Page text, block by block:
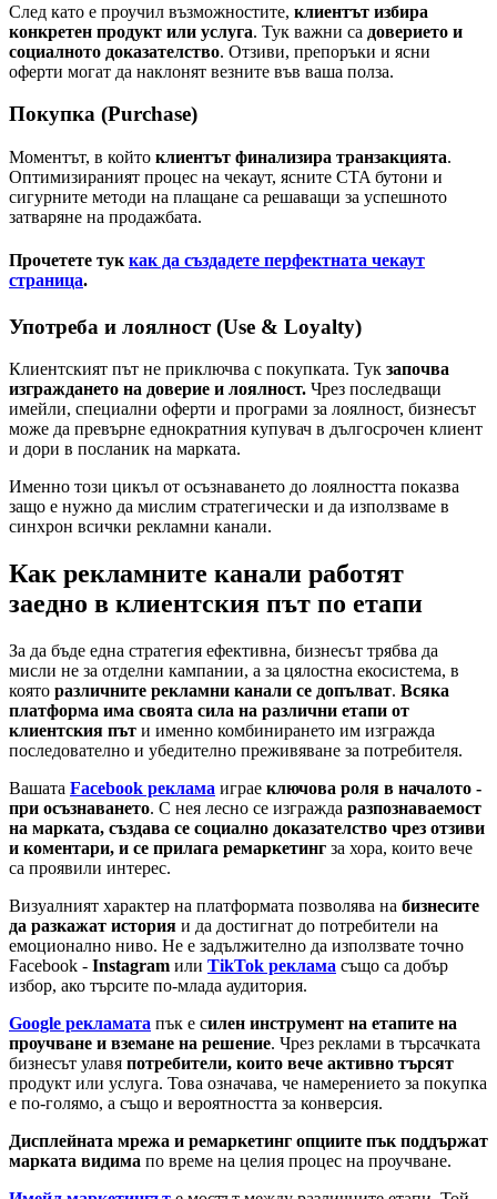
След като е проучил възможностите, клиентът избира
конкретен продукт или услуга. Тук важни са доверието и
социалното доказателство. Отзиви, препоръки и ясни
оферти могат да наклонят везните във ваша полза.
Покупка (Purchase)
Моментът, в който клиентът финализира транзакцията.
Оптимизираният процес на чекаут, ясните CTA бутони и
сигурните методи на плащане са решаващи за успешното
затваряне на продажбата.
Прочетете туккак да създадете перфектната чекаут
страница.
Употреба и лоялност (Use & Loyalty)
Клиентският път не приключва с покупката. Тук започва
изграждането на доверие и лоялност. Чрез последващи
имейли, специални оферти и програми за лоялност, бизнесът
може да превърне еднократния купувач в дългосрочен клиент
и дори в посланик на марката.
Именно този цикъл от осъзнаването до лоялността показва
защо е нужно да мислим стратегически и да използваме в
синхрон всички рекламни канали.
Как рекламните канали работят
заедно в клиентския път по етапи
За да бъде една стратегия ефективна, бизнесът трябва да
мисли не за отделни кампании, а за цялостна екосистема, в
която различните рекламни канали се допълват. Всяка
платформа има своята сила на различни етапи от
клиентския път и именно комбинирането им изгражда
последователно и убедително преживяване за потребителя.
Вашата Facebook реклама играе ключова роля в началото -
при осъзнаването. С нея лесно се изгражда разпознаваемост
на марката, създава се социално доказателство чрез отзиви
и коментари, и се прилага ремаркетинг за хора, които вече
са проявили интерес.
Визуалният характер на платформата позволява на бизнесите
да разкажат история и да достигнат до потребители на
емоционално ниво. Не е задължително да използвате точно
Facebook - Instagram или TikTok реклама също са добър
избор, ако търсите по-млада аудитория.
Google рекламата пък е силен инструмент на етапите на
проучване и вземане на решение. Чрез реклами в търсачката
бизнесът улавя потребители, които вече активно търсят
продукт или услуга. Това означава, че намерението за покупка
е по-голямо, а също и вероятността за конверсия.
Дисплейната мрежа и ремаркетинг опциите пък поддържат
марката видима по време на целия процес на проучване.